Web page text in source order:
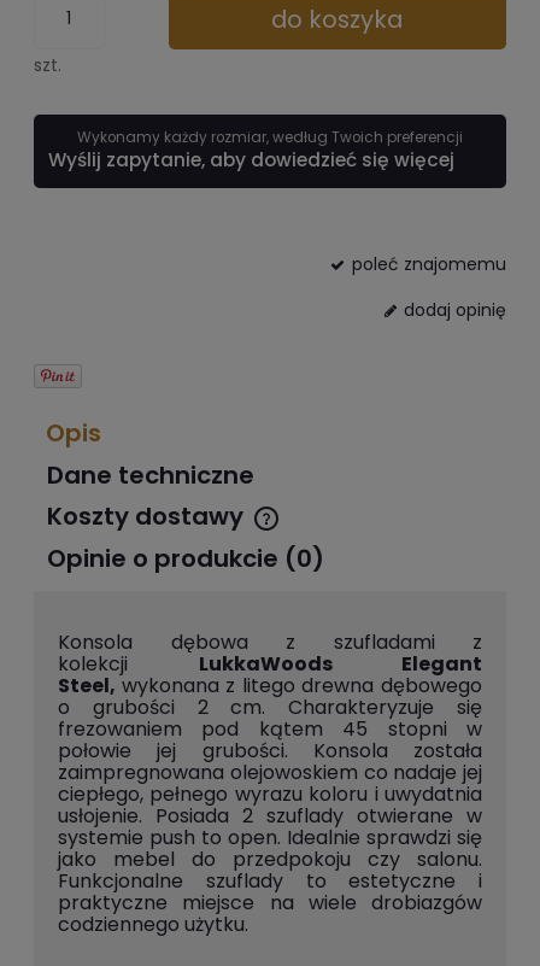
szt.
do koszyka
Wykonamy każdy rozmiar, według Twoich preferencji
Wyślij zapytanie, aby dowiedzieć się więcej
poleć znajomemu
dodaj opinię
Opis
Dane techniczne
Koszty dostawy
Cena nie zawiera ewentualnych kosztów płatności
Opinie o produkcie (0)
Konsola dębowa z szufladami z
kolekcji LukkaWoods Elegant
Steel, wykonana z litego drewna dębowego
o grubości 2 cm. Charakteryzuje się
frezowaniem pod kątem 45 stopni w
połowie jej grubości. Konsola została
zaimpregnowana olejowoskiem co nadaje jej
ciepłego, pełnego wyrazu koloru i uwydatnia
usłojenie. Posiada 2 szuflady otwierane w
systemie push to open. Idealnie sprawdzi się
jako mebel do przedpokoju czy salonu.
Funkcjonalne szuflady to estetyczne i
praktyczne miejsce na wiele drobiazgów
codziennego użytku.